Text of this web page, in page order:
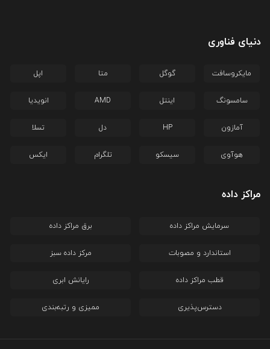
دنیای فناوری
مایکروسافت گوگل متا اپل
سامسونگ اینتل AMD انویدیا
آمازون HP دل تسلا
هوآوی سیسکو تلگرام ایکس
مراکز داده
سرمایش مراکز داده برق مراکز داده
استاندارد و مصوبات مرکز داده سبز
قطب مراکز داده رایانش ابری
دسترس‌پذیری ممیزی و رتبه‌بندی